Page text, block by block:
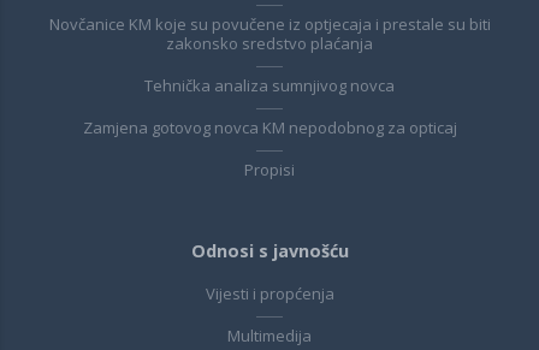
Novčanice KM koje su povučene iz optjecaja i prestale su biti
zakonsko sredstvo plaćanja
Tehnička analiza sumnjivog novca
Zamjena gotovog novca KM nepodobnog za opticaj
Propisi
Odnosi s javnošću
Vijesti i propćenja
Multimedija